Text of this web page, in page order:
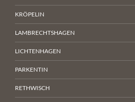
KRÖPELIN
LAMBRECHTSHAGEN
LICHTENHAGEN
PARKENTIN
RETHWISCH